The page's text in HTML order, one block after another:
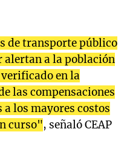
de transporte público
alertan a la población
en la
las compensaciones
los mayores costos
curso", señaló CEAP